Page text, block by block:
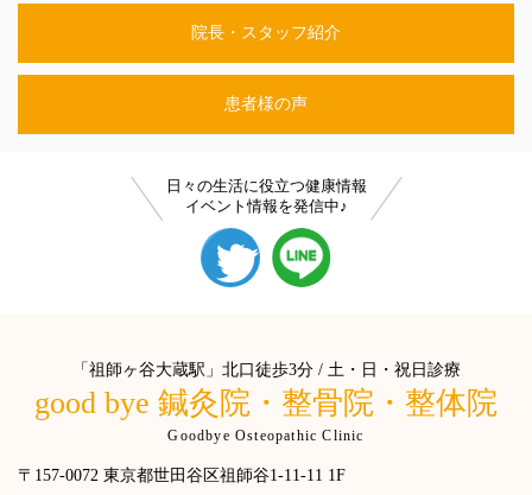
院長・スタッフ紹介
患者様の声
日々の生活に役立つ健康情報
イベント情報を発信中♪
「祖師ヶ谷大蔵駅」北口徒歩3分 / 土・日・祝日診療
good bye 鍼灸院・整骨院・整体院
Goodbye Osteopathic Clinic
〒157-0072 東京都世田谷区祖師谷1-11-11 1F